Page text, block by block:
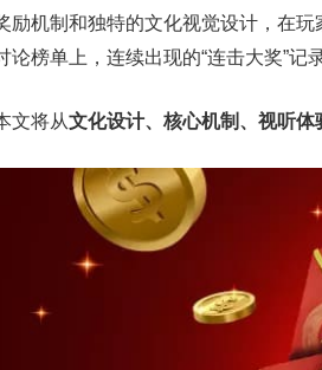
励机制和独特的文化视觉设计，在
论榜单上，连续出现的“连击大奖”记
文将从文化设计、核心机制、视听体